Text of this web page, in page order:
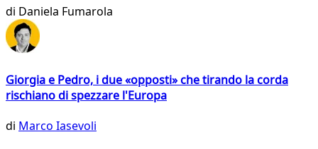
di Daniela Fumarola
Giorgia e Pedro, i due «opposti» che tirando la corda
rischiano di spezzare l'Europa
di Marco Iasevoli